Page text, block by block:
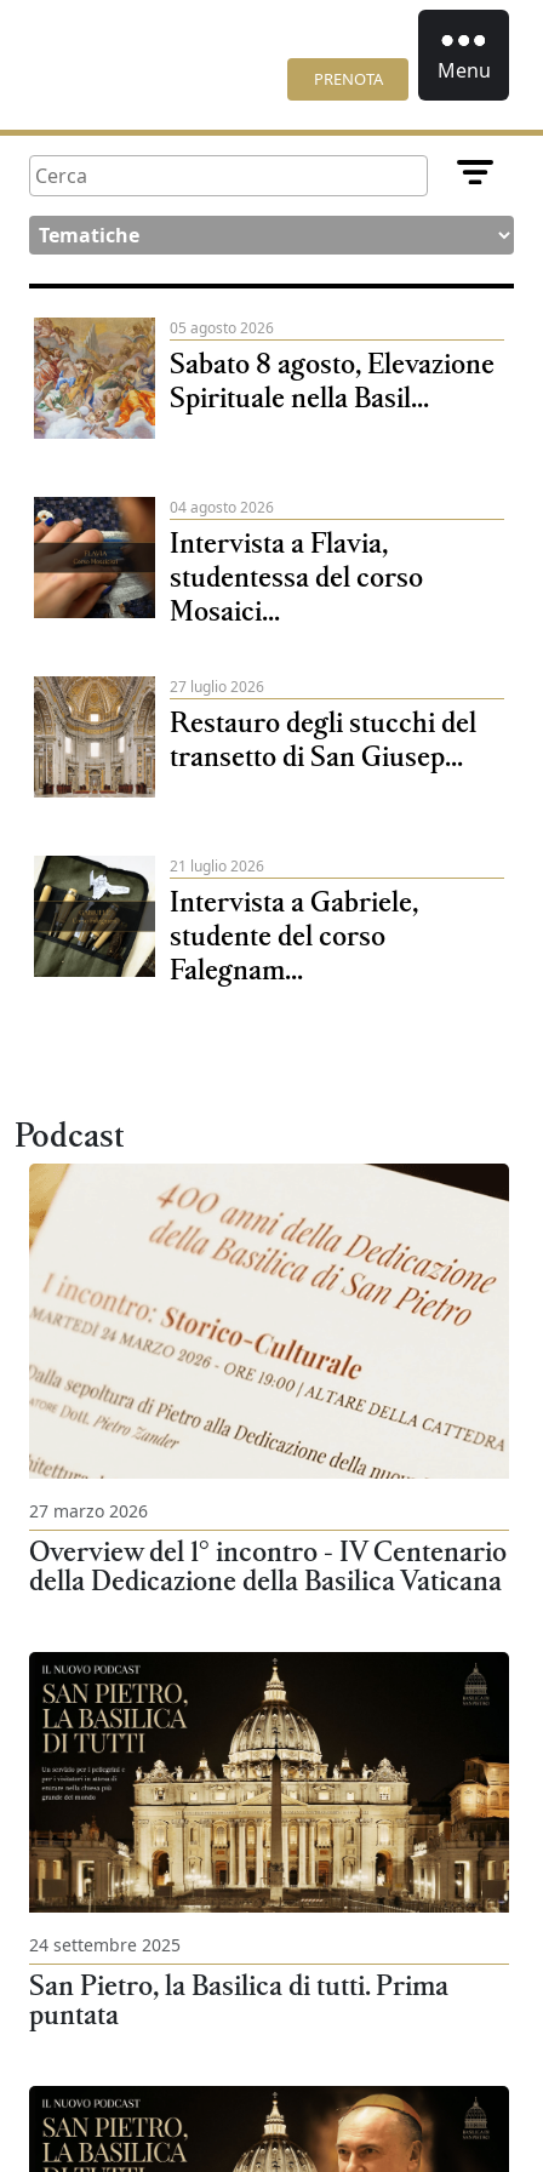
PRENOTA Menu
Podcast
27 marzo 2026
Overview del 1° incontro - IV Centenario
della Dedicazione della Basilica Vaticana
24 settembre 2025
San Pietro, la Basilica di tutti. Prima
puntata
05 agosto 2026
Sabato 8 agosto, Elevazione
Spirituale nella Basil...
04 agosto 2026
Intervista a Flavia,
studentessa del corso
Mosaici...
27 luglio 2026
Restauro degli stucchi del
transetto di San Giusep...
21 luglio 2026
Intervista a Gabriele,
studente del corso
Falegnam...